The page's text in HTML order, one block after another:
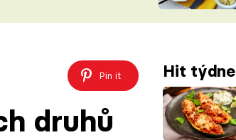
ŠÉFREDAKTORKY
ČASOPIS
Pin it Hit týdne
druhů